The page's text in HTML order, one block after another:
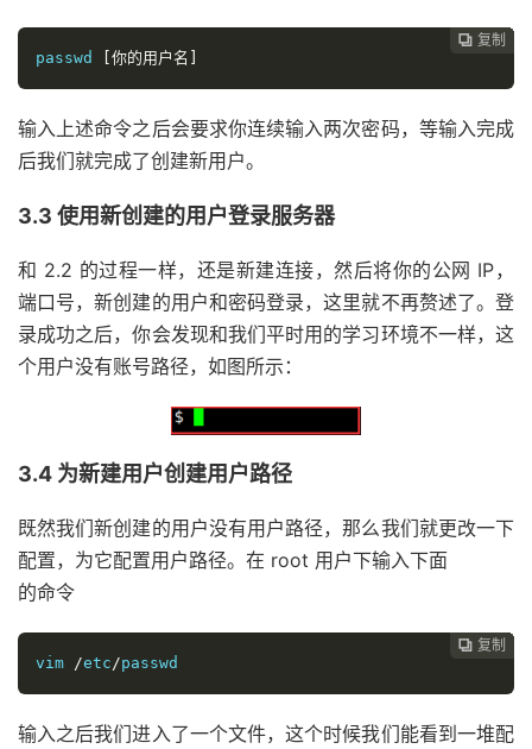
 复制
 复制
 复制
 复制
 复制
 复制
 复制
 复制
 复制
 复制
passwd
你的用户名
输入上述命令之后会要求你连续输入两次密码，等输入完成
后我们就完成了创建新用户。
3.3 使用新创建的用户登录服务器
和 2.2 的过程一样，还是新建连接，然后将你的公网 IP，
端口号，新创建的用户和密码登录，这里就不再赘述了。登
录成功之后，你会发现和我们平时用的学习环境不一样，这
个用户没有账号路径，如图所示：
3.4 为新建用户创建用户路径
既然我们新创建的用户没有用户路径，那么我们就更改一下
配置，为它配置用户路径。在 root 用户下输入下面
的命令
 复制
 复制
 复制
 复制
 复制
 复制
 复制
 复制
 复制
vim
/etc /passwd
输入之后我们进入了一个文件，这个时候我们能看到一堆配